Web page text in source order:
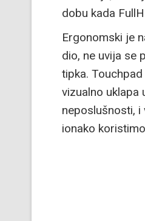
dobu kada
Ergonomski je
dio, ne uvija se
tipka.
vizualno uklapa
neposlušnosti,
ionako